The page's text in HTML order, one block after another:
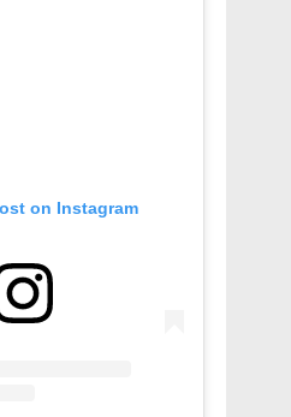
on Instagram